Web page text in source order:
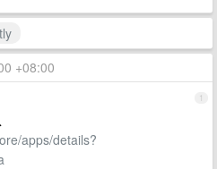
+08:00
1
apps/details?